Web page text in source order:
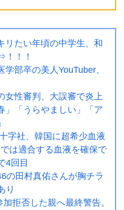
リたい年頃の中学生、和
！！
学部卒の美人YouTuber、
女性審判、大誤審で炎上
」「うらやましい」「ア
字社、韓国に超希少血液
は適合する血液を確保で
4回目
の田村真佑さんが胸チラ
り
拒否した親へ最終警告。